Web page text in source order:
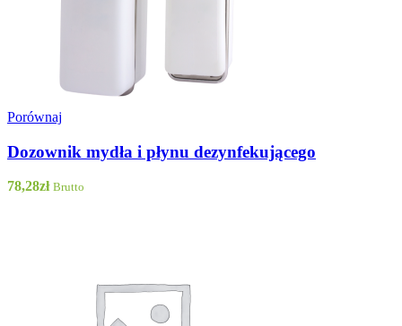
Porównaj
Dozownik mydła i płynu dezynfekującego
78,28zł Brutto